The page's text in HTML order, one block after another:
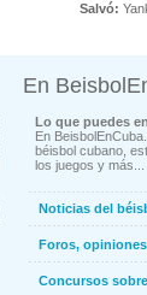
Salvó:
En
Lo que puedes
En
béisbol cubano,
los juegos y más...
Noticias del
Foros,
Concursos